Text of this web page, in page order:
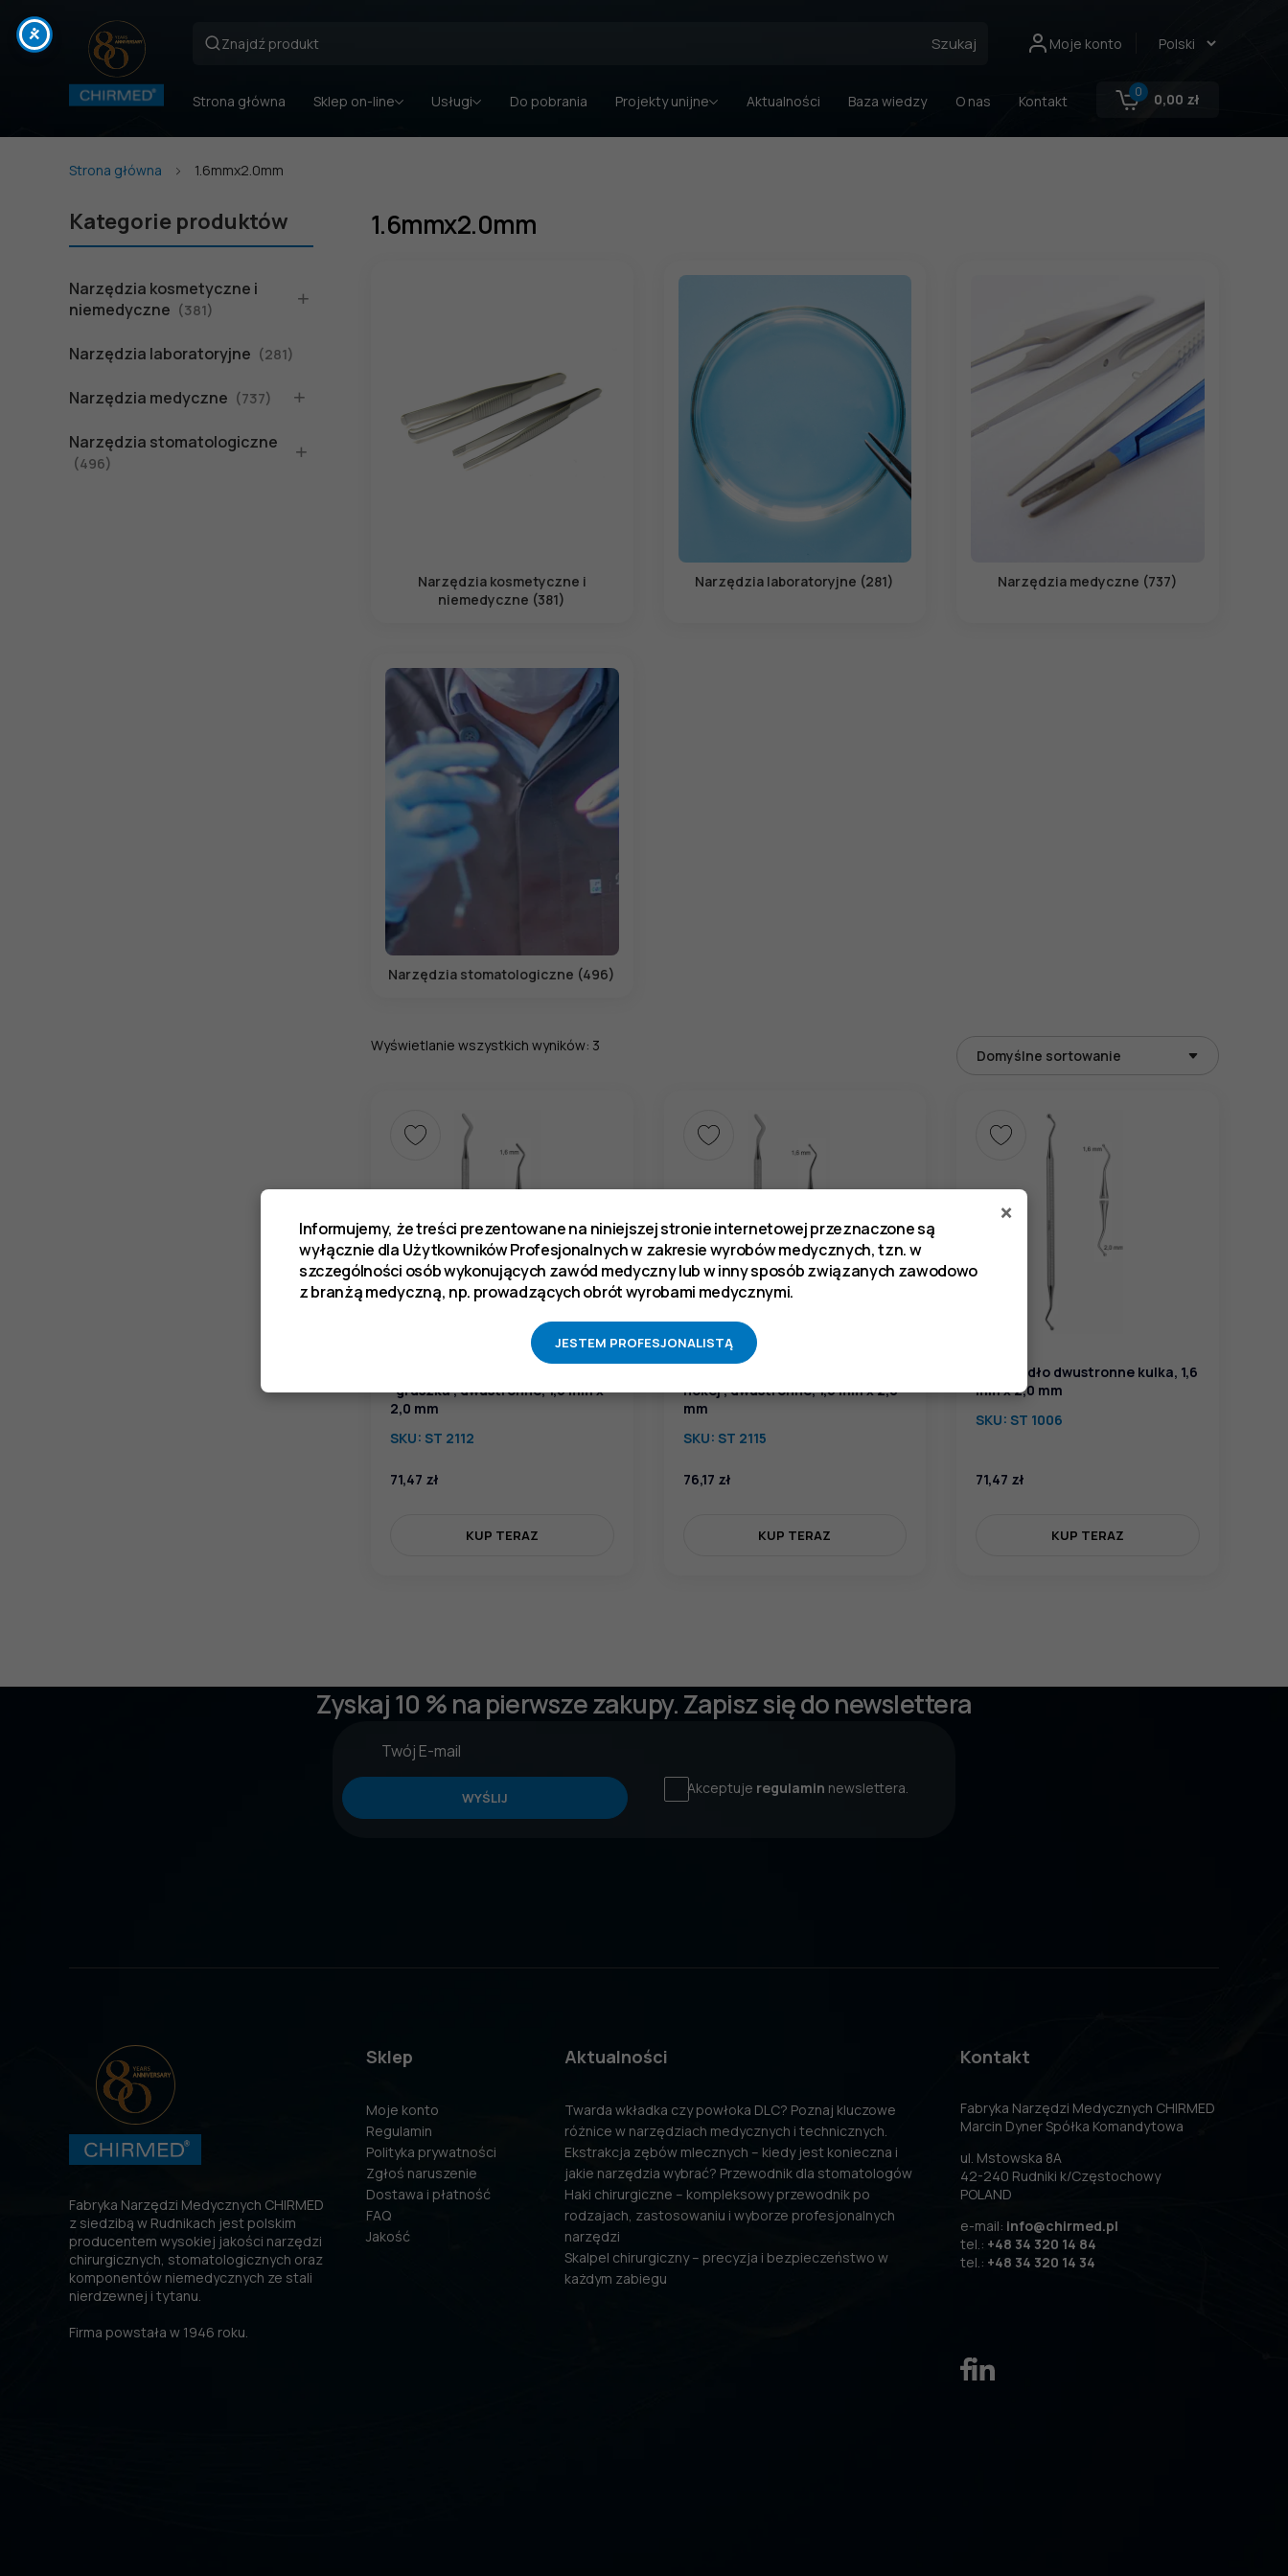
Szukaj Moje konto
Strona główna Sklep on-line Usługi Do pobrania Projekty unijne Aktualności Baza wiedzy O nas Kontakt
0 0,00 zł
Strona główna 1.6mmx2.0mm
Kategorie produktów
Narzędzia kosmetyczne i
niemedyczne (381)
Narzędzia laboratoryjne (281)
Narzędzia medyczne (737)
Narzędzia stomatologiczne
(496)
1.6mmx2.0mm
Narzędzia kosmetyczne i
niemedyczne (381)
Narzędzia laboratoryjne (281) Narzędzia medyczne (737)
Narzędzia stomatologiczne (496)
Wyświetlanie wszystkich wyników: 3
"gruszka", dwustronne, 1,6 mm x
2,0 mm
SKU: ST 2112
71,47 zł
KUP TERAZ
hokej", dwustronne, 1,6 mm x 2,0
mm
SKU: ST 2115
76,17 zł
KUP TERAZ
Upychadło dwustronne kulka, 1,6
mm x 2,0 mm
SKU: ST 1006
71,47 zł
KUP TERAZ
Zyskaj 10 % na pierwsze zakupy. Zapisz się do newslettera
WYŚLIJ
Akceptuje regulamin newslettera.
Fabryka Narzędzi Medycznych CHIRMED
z siedzibą w Rudnikach jest polskim
producentem wysokiej jakości narzędzi
chirurgicznych, stomatologicznych oraz
komponentów niemedycznych ze stali
nierdzewnej i tytanu.
Firma powstała w 1946 roku.
Sklep
Moje konto
Regulamin
Polityka prywatności
Zgłoś naruszenie
Dostawa i płatność
FAQ
Jakość
Aktualności
Twarda wkładka czy powłoka DLC? Poznaj kluczowe
różnice w narzędziach medycznych i technicznych.
Ekstrakcja zębów mlecznych – kiedy jest konieczna i
jakie narzędzia wybrać? Przewodnik dla stomatologów
Haki chirurgiczne – kompleksowy przewodnik po
rodzajach, zastosowaniu i wyborze profesjonalnych
narzędzi
Skalpel chirurgiczny – precyzja i bezpieczeństwo w
każdym zabiegu
Kontakt
Fabryka Narzędzi Medycznych CHIRMED
Marcin Dyner Spółka Komandytowa
ul. Mstowska 8A
42-240 Rudniki k/Częstochowy
POLAND
e-mail: info@chirmed.pl
tel.: +48 34 320 14 84
tel.: +48 34 320 14 34
×
Informujemy, że treści prezentowane na niniejszej stronie internetowej przeznaczone są
wyłącznie dla Użytkowników Profesjonalnych w zakresie wyrobów medycznych, tzn. w
szczególności osób wykonujących zawód medyczny lub w inny sposób związanych zawodowo
z branżą medyczną, np. prowadzących obrót wyrobami medycznymi.
JESTEM PROFESJONALISTĄ